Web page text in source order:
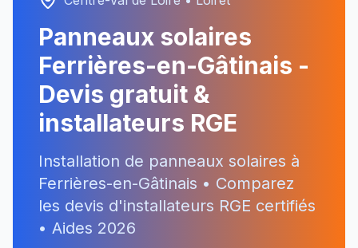
Panneaux solaires
Ferrières-en-Gâtinais -
Devis gratuit &
installateurs RGE
Installation de panneaux solaires à
Ferrières-en-Gâtinais • Comparez
les devis d'installateurs RGE certifiés
• Aides 2026